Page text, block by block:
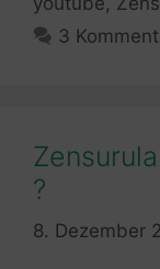
3
?
8. Dezember